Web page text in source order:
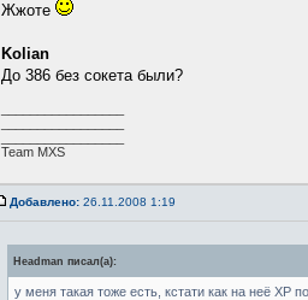
Жжоте
Kolian
До 386 без сокета были?
Team MXS
Добавлено: 26.11.2008 1:19
Headman писал(а):
у меня такая тоже есть, кстати как на неё ХР